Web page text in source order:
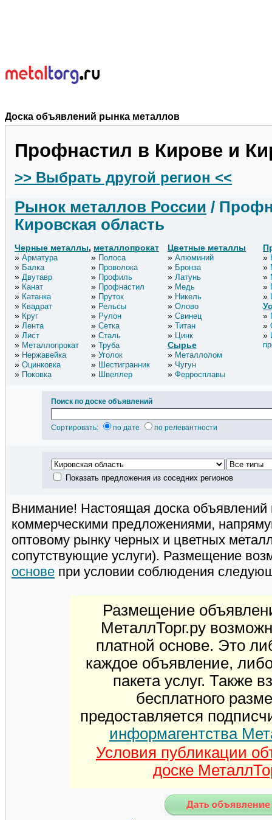
Доска объявлений рынка металлов
Профнастил в Кирове и
>> Выбрать другой регион <<
Рынок металлов России /
Кировская область
Черные металлы, металлопрокат
Арматура
Балка
Двутавр
Канат
Катанка
Квадрат
Круг
Лента
Лист
Металлопрокат
Нержавейка
Оцинковка
Поковка
Полоса
Проволока
Профиль
Профнастил
Пруток
Рельсы
Рулон
Сетка
Сталь
Труба
Уголок
Шестигранник
Швеллер
Цветные металлы
Алюминий
Бронза
Латунь
Медь
Никель
Олово
Свинец
Титан
Цинк
Сырье
Металлолом
Чугун
Ферросплавы
Поиск по доске объявлений
Сортировать: по дате по релевантности
Показать предложения из соседних регионов
Внимание! Настоящая доска
коммерческими предложениями,
оптовому рынку черных и цветных
сопутствующие услуги). Размещение
основе при условии соблюдения
Размещение
МеталлТорг.ру
платной основе. Это
каждое объявление,
пакета услуг. Также
бесплатного
предоставляется
информагентства
Условия публикации
доске